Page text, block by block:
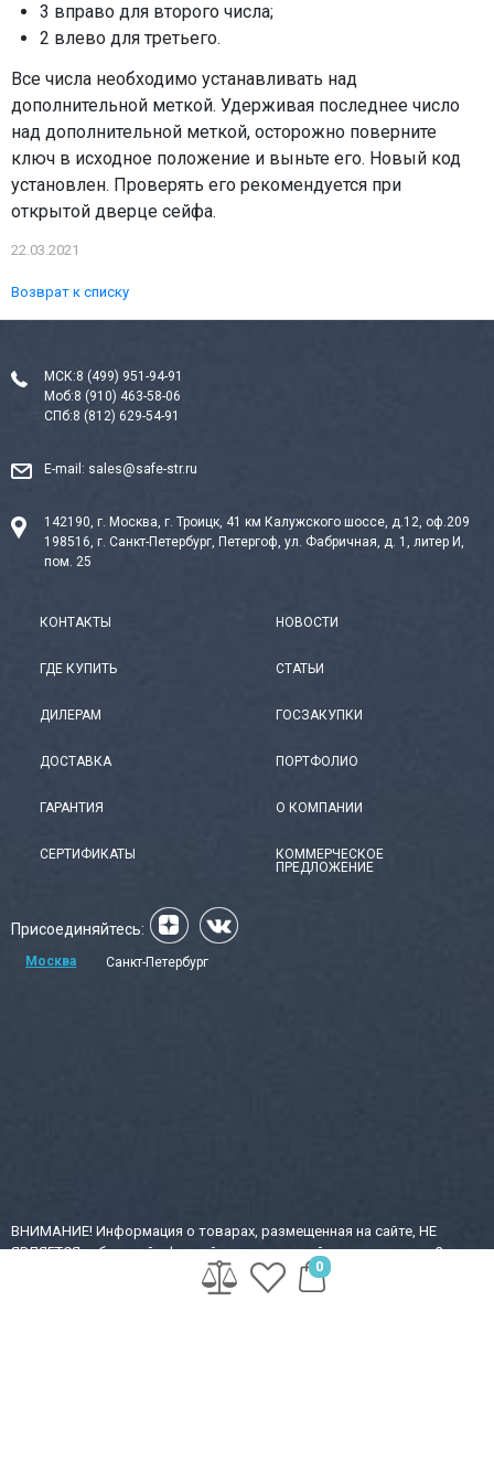
3 вправо для второго числа;
2 влево для третьего.
Все числа необходимо устанавливать над
дополнительной меткой. Удерживая последнее число
над дополнительной меткой, осторожно поверните
ключ в исходное положение и выньте его. Новый код
установлен. Проверять его рекомендуется при
открытой дверце сейфа.
22.03.2021
Возврат к списку
0
МСК:8 (499) 951-94-91
Моб:8 (910) 463-58-06
СПб:8 (812) 629-54-91
E-mail: sales@safe-str.ru
142190, г. Москва, г. Троицк, 41 км Калужского шоссе, д.12, оф.209
198516, г. Санкт-Петербург, Петергоф, ул. Фабричная, д. 1, литер И,
пом. 25
КОНТАКТЫ
ГДЕ КУПИТЬ
ДИЛЕРАМ
ДОСТАВКА
ГАРАНТИЯ
СЕРТИФИКАТЫ
НОВОСТИ
СТАТЬИ
ГОСЗАКУПКИ
ПОРТФОЛИО
О КОМПАНИИ
КОММЕРЧЕСКОЕ
ПРЕДЛОЖЕНИЕ
Присоединяйтесь:
Москва Санкт-Петербург
ВНИМАНИЕ! Информация о товарах, размещенная на сайте, НЕ
ЯВЛЯЕТСЯ публичной офертой, определяемой положениями ч.2, ст.
437 Гражданского кодекса Российской Федерации. Производители
ВПРАВЕ вносить изменения в технические характеристики, внешний